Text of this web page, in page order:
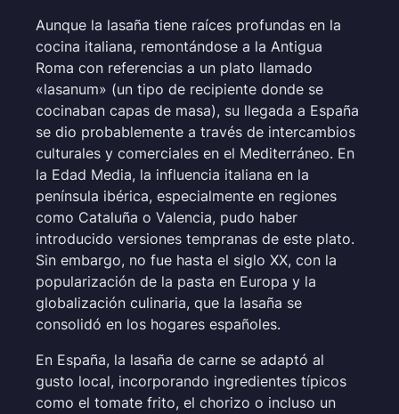
Aunque la lasaña tiene raíces profundas en la
cocina italiana, remontándose a la Antigua
Roma con referencias a un plato llamado
«lasanum» (un tipo de recipiente donde se
cocinaban capas de masa), su llegada a España
se dio probablemente a través de intercambios
culturales y comerciales en el Mediterráneo. En
la Edad Media, la influencia italiana en la
península ibérica, especialmente en regiones
como Cataluña o Valencia, pudo haber
introducido versiones tempranas de este plato.
Sin embargo, no fue hasta el siglo XX, con la
popularización de la pasta en Europa y la
globalización culinaria, que la lasaña se
consolidó en los hogares españoles.
En España, la lasaña de carne se adaptó al
gusto local, incorporando ingredientes típicos
como el tomate frito, el chorizo o incluso un